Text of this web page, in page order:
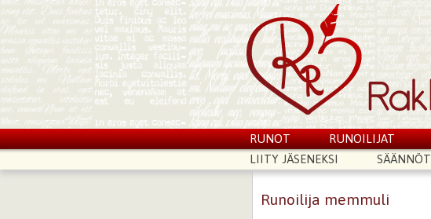
RUNOT RUNOILIJAT
LIITY JÄSENEKSI
SÄÄNNÖT
Runoilija memmuli